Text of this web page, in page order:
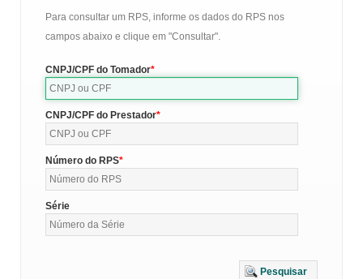
Para consultar um RPS, informe os dados do RPS nos
campos abaixo e clique em "Consultar".
CNPJ/CPF do Tomador
CNPJ/CPF do Prestador
Número do RPS
Série
Pesquisar